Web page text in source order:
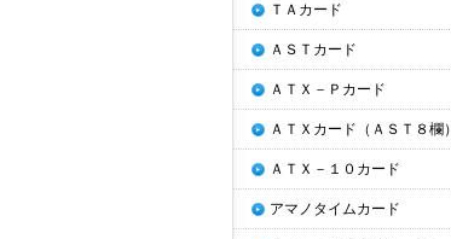
ＴＡカード
ＡＳＴカード
ＡＴＸ－Ｐカード
ＡＴＸカード（ＡＳＴ８欄）
ＡＴＸ－１０カード
アマノタイムカード